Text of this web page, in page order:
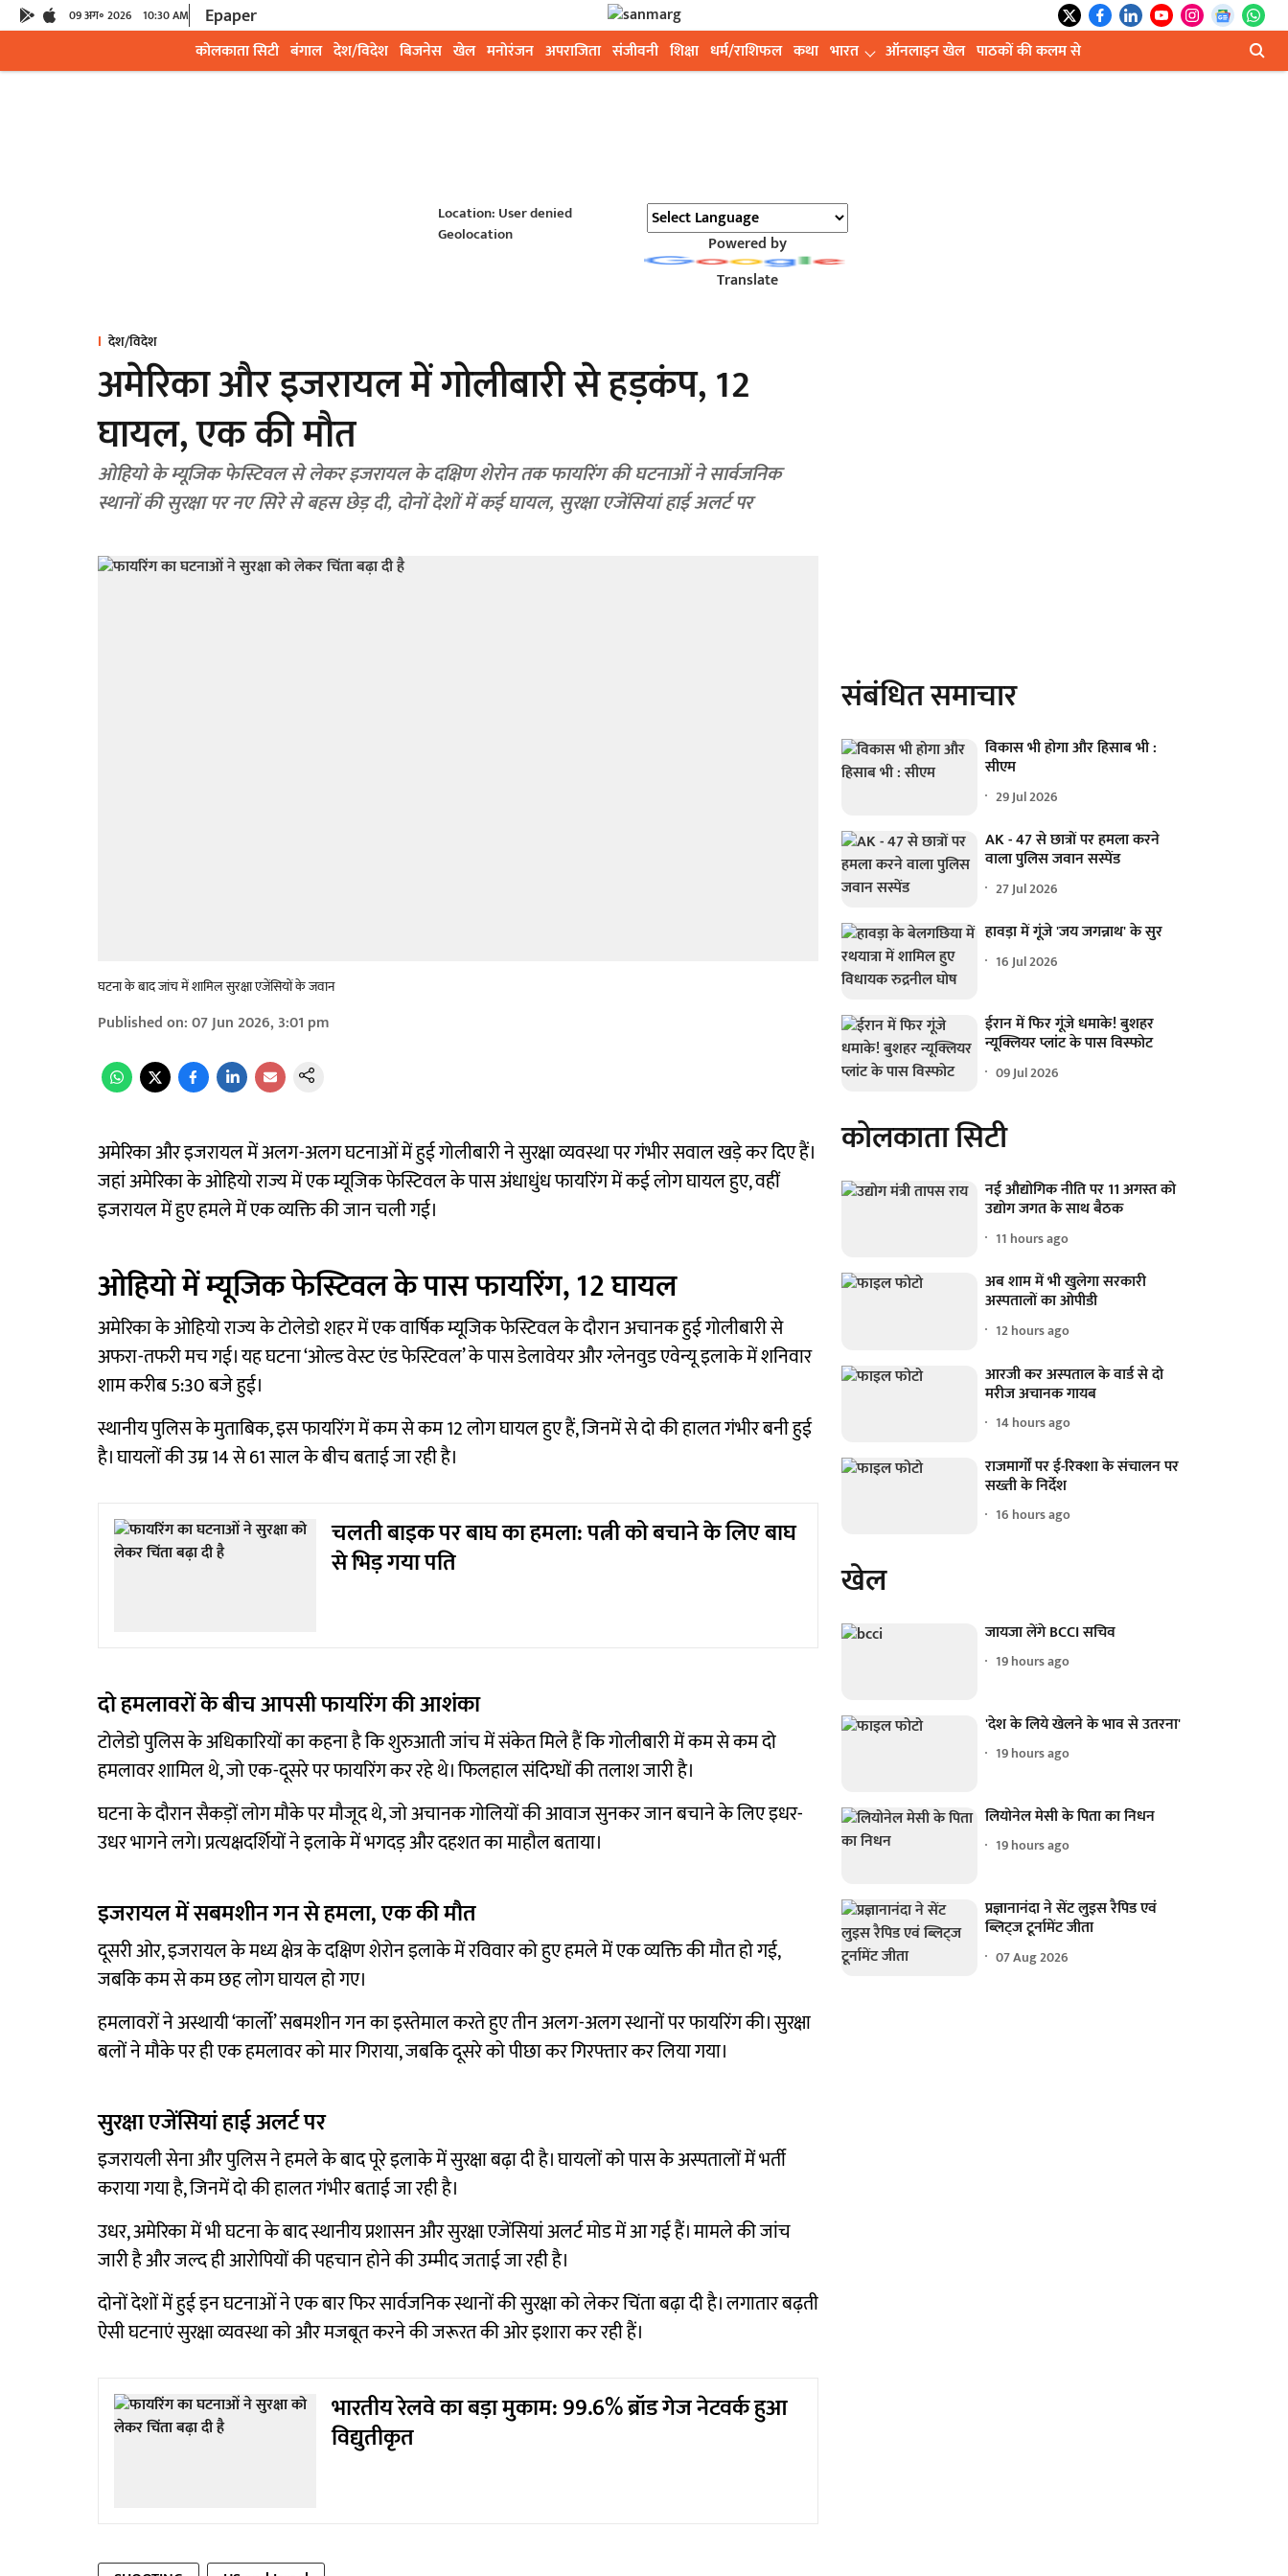
09 अग॰ 2026 10:30 AM Epaper
कोलकाता सिटी बंगाल देश/विदेश बिजनेस खेल मनोरंजन अपराजिता संजीवनी शिक्षा धर्म/राशिफल कथा भारत ऑनलाइन खेल पाठकों की कलम से
Location: User denied
Geolocation
Powered by
Translate
देश/विदेश
अमेरिका और इजरायल में गोलीबारी से हड़कंप, 12
घायल, एक की मौत
ओहियो के म्यूजिक फेस्टिवल से लेकर इजरायल के दक्षिण शेरोन तक फायरिंग की घटनाओं ने सार्वजनिक
स्थानों की सुरक्षा पर नए सिरे से बहस छेड़ दी, दोनों देशों में कई घायल, सुरक्षा एजेंसियां हाई अलर्ट पर
घटना के बाद जांच में शामिल सुरक्षा एजेंसियों के जवान
Published on:07 Jun 2026, 3:01 pm
अमेरिका और इजरायल में अलग-अलग घटनाओं में हुई गोलीबारी ने सुरक्षा व्यवस्था पर गंभीर सवाल खड़े कर दिए हैं।
जहां अमेरिका के ओहियो राज्य में एक म्यूजिक फेस्टिवल के पास अंधाधुंध फायरिंग में कई लोग घायल हुए, वहीं
इजरायल में हुए हमले में एक व्यक्ति की जान चली गई।
ओहियो में म्यूजिक फेस्टिवल के पास फायरिंग, 12 घायल
अमेरिका के ओहियो राज्य के टोलेडो शहर में एक वार्षिक म्यूजिक फेस्टिवल के दौरान अचानक हुई गोलीबारी से
अफरा-तफरी मच गई। यह घटना ‘ओल्ड वेस्ट एंड फेस्टिवल’ के पास डेलावेयर और ग्लेनवुड एवेन्यू इलाके में शनिवार
शाम करीब 5:30 बजे हुई।
स्थानीय पुलिस के मुताबिक, इस फायरिंग में कम से कम 12 लोग घायल हुए हैं, जिनमें से दो की हालत गंभीर बनी हुई
है। घायलों की उम्र 14 से 61 साल के बीच बताई जा रही है।
चलती बाइक पर बाघ का हमला: पत्नी को बचाने के लिए बाघ
से भिड़ गया पति
दो हमलावरों के बीच आपसी फायरिंग की आशंका
टोलेडो पुलिस के अधिकारियों का कहना है कि शुरुआती जांच में संकेत मिले हैं कि गोलीबारी में कम से कम दो
हमलावर शामिल थे, जो एक-दूसरे पर फायरिंग कर रहे थे। फिलहाल संदिग्धों की तलाश जारी है।
घटना के दौरान सैकड़ों लोग मौके पर मौजूद थे, जो अचानक गोलियों की आवाज सुनकर जान बचाने के लिए इधर-
उधर भागने लगे। प्रत्यक्षदर्शियों ने इलाके में भगदड़ और दहशत का माहौल बताया।
इजरायल में सबमशीन गन से हमला, एक की मौत
दूसरी ओर, इजरायल के मध्य क्षेत्र के दक्षिण शेरोन इलाके में रविवार को हुए हमले में एक व्यक्ति की मौत हो गई,
जबकि कम से कम छह लोग घायल हो गए।
हमलावरों ने अस्थायी ‘कार्लो’ सबमशीन गन का इस्तेमाल करते हुए तीन अलग-अलग स्थानों पर फायरिंग की। सुरक्षा
बलों ने मौके पर ही एक हमलावर को मार गिराया, जबकि दूसरे को पीछा कर गिरफ्तार कर लिया गया।
सुरक्षा एजेंसियां हाई अलर्ट पर
इजरायली सेना और पुलिस ने हमले के बाद पूरे इलाके में सुरक्षा बढ़ा दी है। घायलों को पास के अस्पतालों में भर्ती
कराया गया है, जिनमें दो की हालत गंभीर बताई जा रही है।
उधर, अमेरिका में भी घटना के बाद स्थानीय प्रशासन और सुरक्षा एजेंसियां अलर्ट मोड में आ गई हैं। मामले की जांच
जारी है और जल्द ही आरोपियों की पहचान होने की उम्मीद जताई जा रही है।
दोनों देशों में हुई इन घटनाओं ने एक बार फिर सार्वजनिक स्थानों की सुरक्षा को लेकर चिंता बढ़ा दी है। लगातार बढ़ती
ऐसी घटनाएं सुरक्षा व्यवस्था को और मजबूत करने की जरूरत की ओर इशारा कर रही हैं।
भारतीय रेलवे का बड़ा मुकाम: 99.6% ब्रॉड गेज नेटवर्क हुआ
विद्युतीकृत
संबंधित समाचार
विकास भी होगा और हिसाब भी :
सीएम
29 Jul 2026
AK - 47 से छात्रों पर हमला करने
वाला पुलिस जवान सस्पेंड
27 Jul 2026
हावड़ा में गूंजे 'जय जगन्नाथ' के सुर
16 Jul 2026
ईरान में फिर गूंजे धमाके! बुशहर
न्यूक्लियर प्लांट के पास विस्फोट
09 Jul 2026
कोलकाता सिटी
नई औद्योगिक नीति पर 11 अगस्त को
उद्योग जगत के साथ बैठक
11 hours ago
अब शाम में भी खुलेगा सरकारी
अस्पतालों का ओपीडी
12 hours ago
आरजी कर अस्पताल के वार्ड से दो
मरीज अचानक गायब
14 hours ago
राजमार्गों पर ई-रिक्शा के संचालन पर
सख्ती के निर्देश
16 hours ago
खेल
जायजा लेंगे BCCI सचिव
19 hours ago
'देश के लिये खेलने के भाव से उतरना'
19 hours ago
लियोनेल मेसी के पिता का निधन
19 hours ago
प्रज्ञानानंदा ने सेंट लुइस रैपिड एवं
ब्लिट्ज टूर्नामेंट जीता
07 Aug 2026